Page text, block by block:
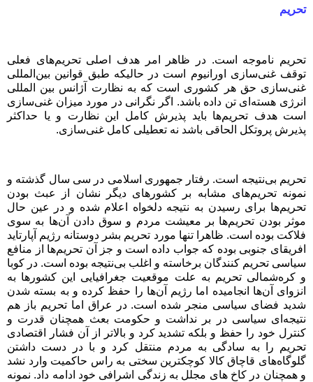
تحریم
تحریم ناموجه است. در ظاهر امر هدف اصلی تحریم‌های فعلی
توقف غنی‌سازی اورانیوم است در حالیکه طبق قوانین بین‌المللی
غنی‌سازی حق هر کشوری است که به نظارت آژانس بین المللی
انرژی هسته‌ای تن داده باشد. اگر نگرانی در مورد میزان غنی‌سازی
است هدف تحریم‌ها باید پذیرش کامل این نظارت و یا حداکثر
پذیرش پروتکل الحاقی باشد نه تعطیلی کامل غنی‌سازی.
تحریم بی‌نتیجه است. رفتار جمهوری اسلامی در سی سال گذشته و
نمونه تحریم‌های مشابه بر کشورهای دیگر نشان از عبث بودن
تحریم‌ها برای رسیدن به نتیجه دلخواه اعلام شده و در عین حال
موثر بودن تحریم‌ها بر معیشت مردم و سوق دادن آن‌ها به سوی
فلاکت بوده است. ظاهرا تنها مورد تحریم بشر دوستانه رژیم آپارتاید
افریقای جنوبی بوده که جواب داده است و جز آن تحریم‌ها از منافع
سیاسی تحریم کنندگان برخاسته و اغلب بی‌نتیجه بوده است. در کوبا
و کره‌شمالی تحریم به علت موقعیت جغرافیایی این کشورها به
انزوای آن‌ها انجامیده اما رژیم آن‌ها را حفظ کرده و به بسته شدن
شدید فضای سیاسی منجر شده است. در عراق اما تحریم باز هم
نتیجه‌ای سیاسی در بر نداشت و حکومت بعث همچنان قدرت و
کنترل خود را حفظ و بلکه تشدید کرد و بالاتر از آن فشار اقتصادی
تحریم را به سادگی به مردم منتقل کرد و با در دست داشتن
گلوگاه‌های قاچاق کالا کوچکترین سختی به راس حاکمیت وارد نشد
و همچنان در کاخ های مجلل به زندگی اشرافی خود ادامه داد. نمونه